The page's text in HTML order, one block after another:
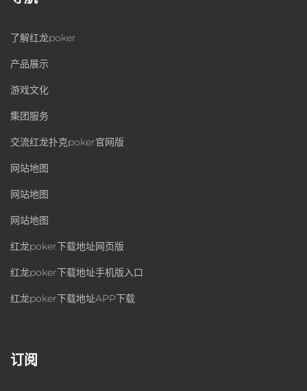
了解红龙poker
产品展示
游戏文化
集团服务
交流红龙扑克poker官网版
网站地图
网站地图
网站地图
红龙poker下载地址网页版
红龙poker下载地址手机版入口
红龙poker下载地址APP下载
订阅